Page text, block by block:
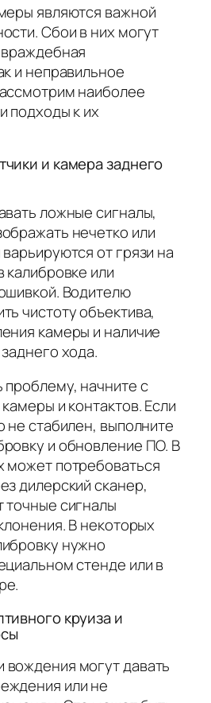
являются важной
Сбои в них могут
враждебная
и неправильное
наиболее
подходы к их
и камера заднего
ложные сигналы,
нечетко или
от грязи на
или
Водителю
чистоту объектива,
камеры и наличие
хода.
проблему, начните с
и контактов. Если
не стабилен, выполните
и обновление ПО. В
может потребоваться
дилерский сканер,
точные сигналы
В некоторых
нужно
стенде или в
круиза и
могут давать
или не